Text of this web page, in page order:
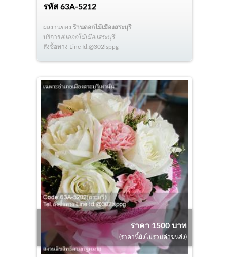
รหัส63A-5212
ผลงานของ ร้านดอกไม้เมืองสระบุรี
บริการส่งดอกไม้เมืองสระบุรี
สั่งซื้อทาง Line Id:@302lsppg
ราคา 1500 บาท
(ราคานี้ยังไม่รวมค่าขนส่ง)